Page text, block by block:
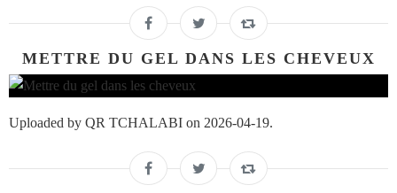
METTRE DU GEL DANS LES CHEVEUX
Uploaded by QR TCHALABI on 2026-04-19.